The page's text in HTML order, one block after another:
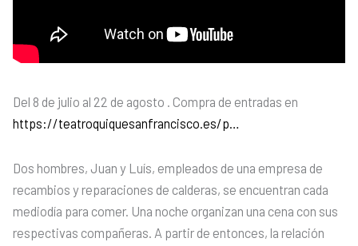
Del 8 de julio al 22 de agosto . Compra de entradas en
https://teatroquiquesanfrancisco.es/p…
Dos hombres, Juan y Luís, empleados de una empresa de
recambios y reparaciones de calderas, se encuentran cada
mediodía para comer. Una noche organizan una cena con sus
respectivas compañeras. A partir de entonces, la relación